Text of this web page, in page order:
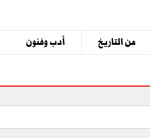
من التاريخ أدب وفنون